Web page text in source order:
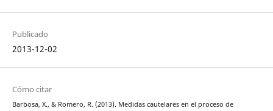
Publicado
2013-12-02
Cómo citar
Barbosa, X., & Romero, R. (2013). Medidas cautelares en el proceso de